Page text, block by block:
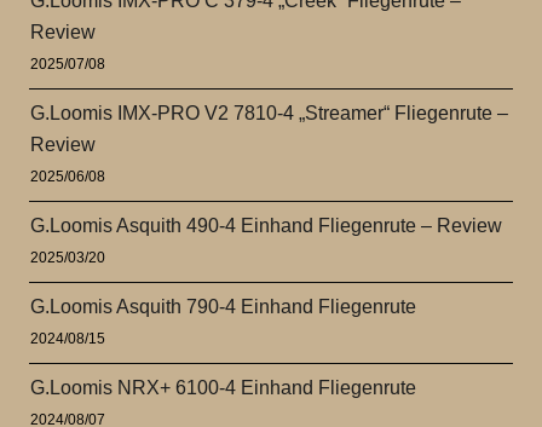
Review
2025/07/08
G.Loomis IMX-PRO V2 7810-4 „Streamer“ Fliegenrute –
Review
2025/06/08
G.Loomis Asquith 490-4 Einhand Fliegenrute – Review
2025/03/20
G.Loomis Asquith 790-4 Einhand Fliegenrute
2024/08/15
G.Loomis NRX+ 6100-4 Einhand Fliegenrute
2024/08/07